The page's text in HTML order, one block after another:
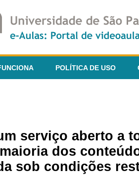
POLÍTICA DE USO
serviço aberto a
dos
sob condições